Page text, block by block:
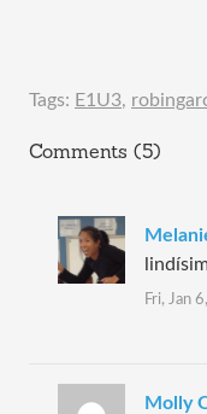
Tags: E1U3,
Comments (5)
Fri, Jan
Molly